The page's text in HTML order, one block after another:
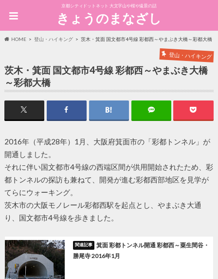
京都シティドットネット 大文字山や桜や遠景の話
きょうのまなざし
HOME 登山・ハイキング 茨木・箕面 国文都市4号線 彩都西～やまぶき大橋～彩都大橋
登山・ハイキング
茨木・箕面 国文都市4号線 彩都西～やまぶき大橋
～彩都大橋
2016年（平成28年）1月、大阪府箕面市の「彩都トンネル」が
開通しました。
それに伴い国文都市4号線の西端区間が供用開始されたため、彩
都トンネルの探訪も兼ねて、開発が進む彩都西部地区を見学が
てらにウォーキング。
茨木市の大阪モノレール彩都西駅を起点とし、やまぶき大通
り、国文都市4号線を歩きました。
箕面 彩都トンネル開通 彩都西～粟生間谷・
勝尾寺 2016年1月